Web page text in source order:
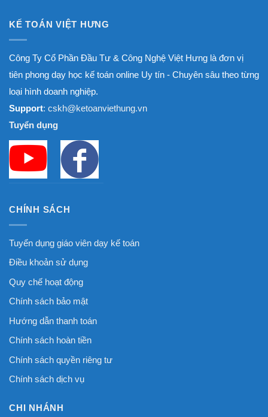
KẾ TOÁN VIỆT HƯNG
Công Ty Cổ Phần Đầu Tư & Công Nghệ Việt Hưng là đơn vị
tiên phong dạy học kế toán online Uy tín - Chuyên sâu theo từng
loại hình doanh nghiệp.
Support: cskh@ketoanviethung.vn
Tuyển dụng
CHÍNH SÁCH
Tuyển dụng giáo viên dạy kế toán
Điều khoản sử dụng
Quy chế hoạt động
Chính sách bảo mật
Hướng dẫn thanh toán
Chính sách hoàn tiền
Chính sách quyền riêng tư
Chính sách dịch vụ
CHI NHÁNH